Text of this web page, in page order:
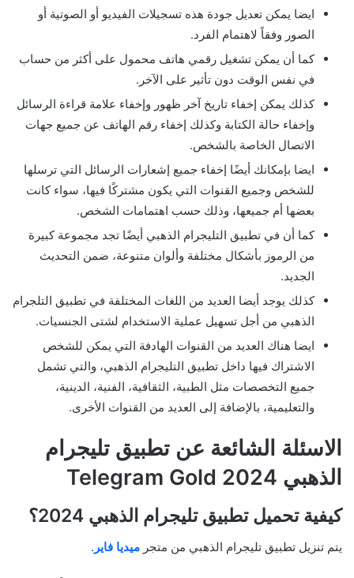
ايضا يمكن تعديل جودة هذه تسجيلات الفيديو أو الصوتية أو
الصور وفقاً لاهتمام الفرد.
كما أن يمكن تشغيل رقمي هاتف محمول على أكثر من حساب
في نفس الوقت دون تأثير على الآخر.
كذلك يمكن إخفاء تاريخ آخر ظهور وإخفاء علامة قراءة الرسائل
وإخفاء حالة الكتابة وكذلك إخفاء رقم الهاتف عن جميع جهات
الاتصال الخاصة بالشخص.
ايضا بإمكانك أيضًا إخفاء جميع إشعارات الرسائل التي ترسلها
للشخص وجميع القنوات التي يكون مشتركًا فيها، سواء كانت
بعضها أم جميعها، وذلك حسب اهتمامات الشخص.
كما أن في تطبيق التليجرام الذهبي أيضًا تجد مجموعة كبيرة
من الرموز بأشكال مختلفة وألوان متنوعة، ضمن التحديث
الجديد.
كذلك يوجد أيضا العديد من اللغات المختلفة في تطبيق التلجرام
الذهبي من أجل تسهيل عملية الاستخدام لشتى الجنسيات.
ايضا هناك العديد من القنوات الهادفة التي يمكن للشخص
الاشتراك فيها داخل تطبيق التليجرام الذهبي، والتي تشمل
جميع التخصصات مثل الطبية، الثقافية، الفنية، الدينية،
والتعليمية، بالإضافة إلى العديد من القنوات الأخرى.
الاسئلة الشائعة عن تطبيق تليجرام
الذهبي 2024 Telegram Gold
كيفية تحميل تطبيق تليجرام الذهبي 2024؟
يتم تنزيل تطبيق تليجرام الذهبي من متجر ميديا فاير .